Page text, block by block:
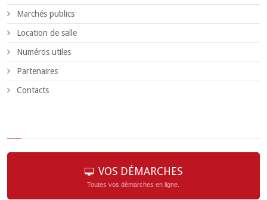
Marchés publics
Location de salle
Numéros utiles
Partenaires
Contacts
VOS DÉMARCHES
Toutes vos démarches en ligne.